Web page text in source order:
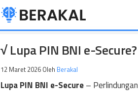
√ Lupa PIN BNI e-
12 Maret 2026 Oleh Berakal
Lupa PIN BNI e-Secure–